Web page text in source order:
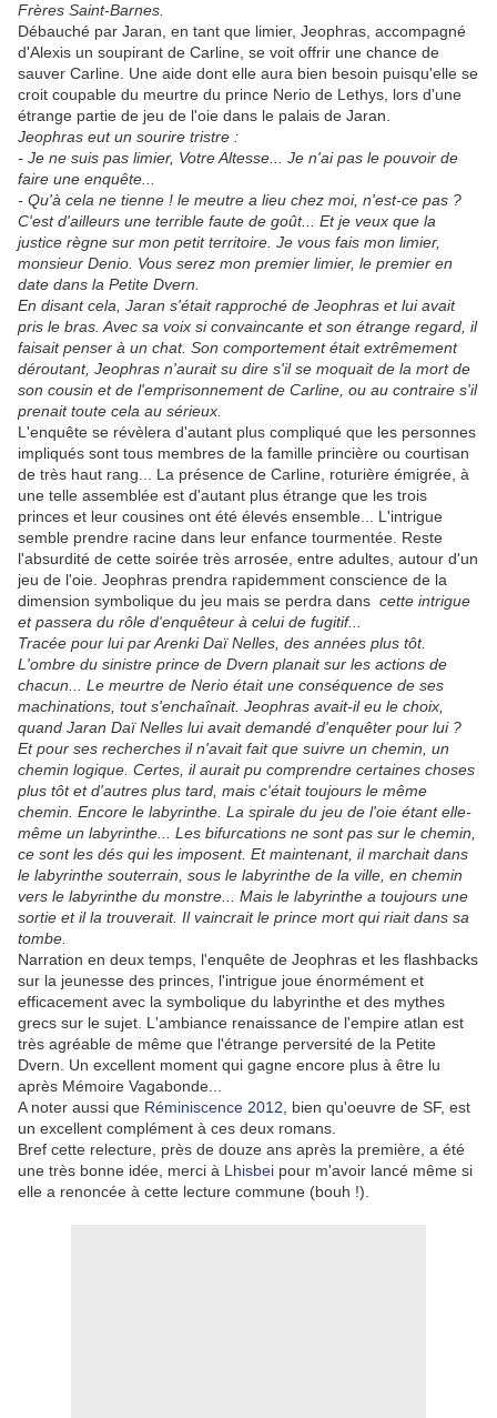
Frères Saint-Barnes.
Débauché par Jaran, en tant que limier, Jeophras, accompagné
d'Alexis un soupirant de Carline, se voit offrir une chance de
sauver Carline. Une aide dont elle aura bien besoin puisqu'elle se
croit coupable du meurtre du prince Nerio de Lethys, lors d'une
étrange partie de jeu de l'oie dans le palais de Jaran.
Jeophras eut un sourire tristre :
- Je ne suis pas limier, Votre Altesse... Je n'ai pas le pouvoir de
faire une enquête...
- Qu'à cela ne tienne ! le meutre a lieu chez moi, n'est-ce pas ?
C'est d'ailleurs une terrible faute de goût... Et je veux que la
justice règne sur mon petit territoire. Je vous fais mon limier,
monsieur Denio. Vous serez mon premier limier, le premier en
date dans la Petite Dvern.
En disant cela, Jaran s'était rapproché de Jeophras et lui avait
pris le bras. Avec sa voix si convaincante et son étrange regard, il
faisait penser à un chat. Son comportement était extrêmement
déroutant, Jeophras n'aurait su dire s'il se moquait de la mort de
son cousin et de l'emprisonnement de Carline, ou au contraire s'il
prenait toute cela au sérieux.
L'enquête se révèlera d'autant plus compliqué que les personnes
impliqués sont tous membres de la famille princière ou courtisan
de très haut rang... La présence de Carline, roturière émigrée, à
une telle assemblée est d'autant plus étrange que les trois
princes et leur cousines ont été élevés ensemble... L'intrigue
semble prendre racine dans leur enfance tourmentée. Reste
l'absurdité de cette soirée très arrosée, entre adultes, autour d'un
jeu de l'oie. Jeophras prendra rapidemment conscience de la
dimension symbolique du jeu mais se perdra dans cette intrigue
et passera du rôle d'enquêteur à celui de fugitif...
Tracée pour lui par Arenki Daï Nelles, des années plus tôt.
L'ombre du sinistre prince de Dvern planait sur les actions de
chacun... Le meurtre de Nerio était une conséquence de ses
machinations, tout s'enchaînait. Jeophras avait-il eu le choix,
quand Jaran Daï Nelles lui avait demandé d'enquêter pour lui ?
Et pour ses recherches il n'avait fait que suivre un chemin, un
chemin logique. Certes, il aurait pu comprendre certaines choses
plus tôt et d'autres plus tard, mais c'était toujours le même
chemin. Encore le labyrinthe. La spirale du jeu de l'oie étant elle-
même un labyrinthe... Les bifurcations ne sont pas sur le chemin,
ce sont les dés qui les imposent. Et maintenant, il marchait dans
le labyrinthe souterrain, sous le labyrinthe de la ville, en chemin
vers le labyrinthe du monstre... Mais le labyrinthe a toujours une
sortie et il la trouverait. Il vaincrait le prince mort qui riait dans sa
tombe.
Narration en deux temps, l'enquête de Jeophras et les flashbacks
sur la jeunesse des princes, l'intrigue joue énormément et
efficacement avec la symbolique du labyrinthe et des mythes
grecs sur le sujet. L'ambiance renaissance de l'empire atlan est
très agréable de même que l'étrange perversité de la Petite
Dvern. Un excellent moment qui gagne encore plus à être lu
après Mémoire Vagabonde...
A noter aussi que Réminiscence 2012 , bien qu'oeuvre de SF, est
un excellent complément à ces deux romans.
Bref cette relecture, près de douze ans après la première, a été
une très bonne idée, merci à Lhisbei pour m'avoir lancé même si
elle a renoncée à cette lecture commune (bouh !).